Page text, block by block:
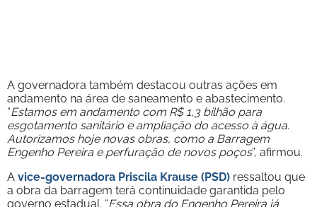
A governadora também destacou outras ações em
andamento na área de saneamento e abastecimento.
“Estamos em andamento com R$ 1,3 bilhão para
esgotamento sanitário e ampliação do acesso à água.
Autorizamos hoje novas obras, como a Barragem
Engenho Pereira e perfuração de novos poços”, afirmou.
A vice-governadora Priscila Krause (PSD) ressaltou que
a obra da barragem terá continuidade garantida pelo
governo estadual. “Essa obra do Engenho Pereira já